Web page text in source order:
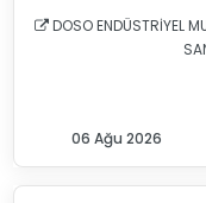
DOSO ENDÜSTRİYEL
06 Ağu 2026